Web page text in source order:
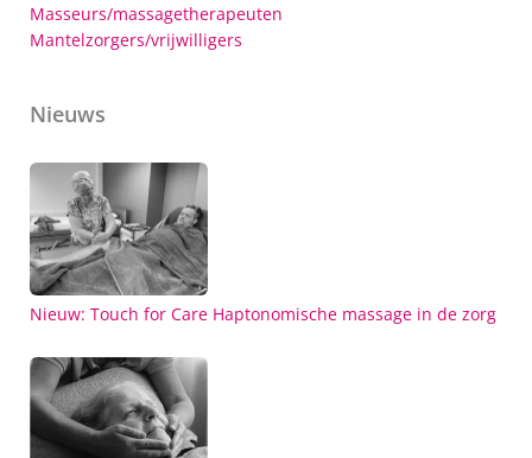
Masseurs/massagetherapeuten
Mantelzorgers/vrijwilligers
Nieuws
Nieuw: Touch for Care Haptonomische massage in de zorg